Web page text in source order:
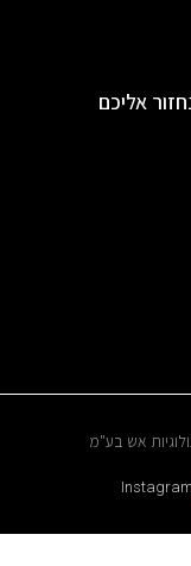
אליכם
אש בע"מ
Instagram